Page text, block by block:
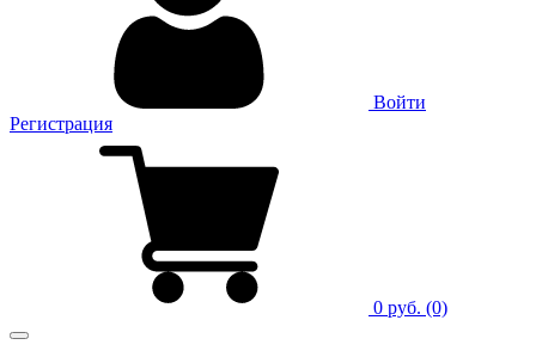
Войти
Регистрация
0 руб. (0)